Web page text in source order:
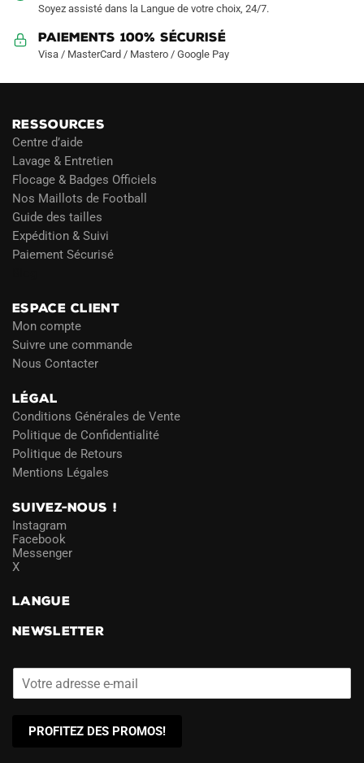
Soyez assisté dans la Langue de votre choix, 24/7.
Paiements 100% Sécurisé
Visa / MasterCard / Mastero / Google Pay
RESSOURCES
Centre d’aide
Lavage & Entretien
Flocage & Badges Officiels
Nos Maillots de Football
Guide des tailles
Expédition & Suivi
Paiement Sécurisé
ESPACE CLIENT
Mon compte
Suivre une commande
Nous Contacter
LÉGAL
Conditions Générales de Vente
Politique de Confidentialité
Politique de Retours
Mentions Légales
SUIVEZ-NOUS !
Instagram
Facebook
Messenger
X
LANGUE
NEWSLETTER
PROFITEZ DES PROMOS!